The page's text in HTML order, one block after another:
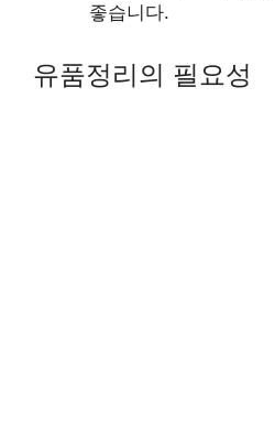
좋습니다.
유품정리의 필요성